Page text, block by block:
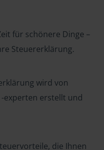
für schönere Dinge –
Steuererklärung.
wird von
experten erstellt und
die Ihnen